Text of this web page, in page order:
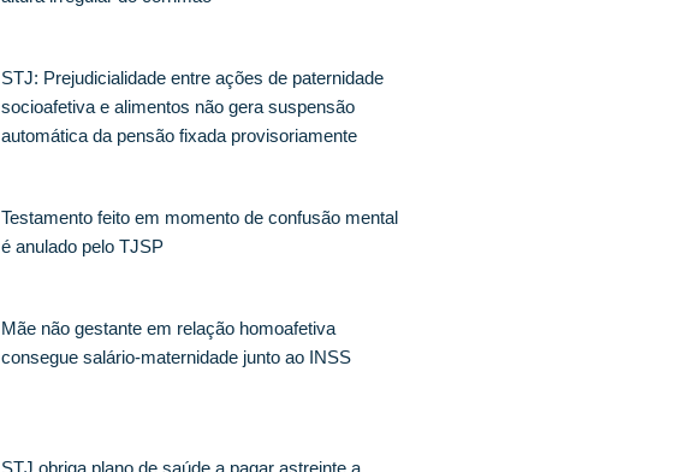
STJ: Prejudicialidade entre ações de paternidade
socioafetiva e alimentos não gera suspensão
automática da pensão fixada provisoriamente
Testamento feito em momento de confusão mental
é anulado pelo TJSP
Mãe não gestante em relação homoafetiva
consegue salário-maternidade junto ao INSS
STJ obriga plano de saúde a pagar astreinte a